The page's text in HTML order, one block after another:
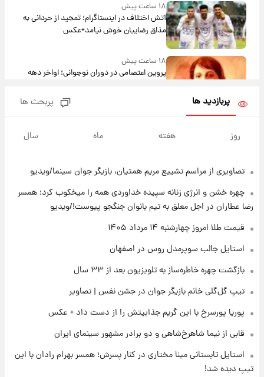
۱۸ ساعت پیش
آتش اختلاف در اینستاگرام؛ تمجید از حردانی به
مذاق رضاییان خوش نیامد+عکس
۱۸ ساعت پیش
پروین اعتصامی در دوران نوجوانی؛ اواخر دهه
هسته‌ای در آسمان ظاهر شد
۱۹ ساعت پیش
کرد
۲۱ ساعت پیش
۱۴۰۵/ نرخ‌ها ثابت ماند؟ +جدول
علی مطهری: اجرای کامل تفاهم‌نامه اسلام‌آباد،
۲۱ ساعت پیش
واکنش تند تاکر کارلسون به حمله آمریکا به
مدرسه میناب؛ «باید سیلی محکمی به صورت
پربازدید ها پربحث ها
روز هفته ماه سال
تصاویری از مراسم تشییع مریم همتیان، بازیگر جوان سینما/ویدیو
چهره خشن و انرژی زنانه سپیده خداوردی همه را میخکوب کرد؛ همسر
رضا عطاران در اجل معلق به تیم بانوان جنگجو پیوست!/ویدیو
قیمت طلا امروز چهارشنبه ۱۴ مرداد ۱۴۰۵
استایل جالب سوپرمدل روس در اصفهان
بازگشت چهره خاطره‌ساز به تلویزیون بعد از ۳۳ سال
تیپ گل‌گلی خانم بازیگر جوان در جشن نفس | تصاویر
پوریا پورسرخ با این گریم جذابیتش را از دست داد + عکس
قابی از نیما شاهرخ‌شاهی و دو برادر مشهور سینمای ایران
استایل تابستانی مینا مختاری در کنار پسرش؛ همسر بهرام رادان با این
تیپ دیده شد!